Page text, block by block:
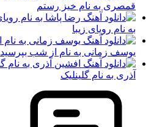
قمصری به نام خیز رستم
به نام رویای زیبا
یوسف زمانی به نام از شب بپرسید
آذری به نام گلینلیک